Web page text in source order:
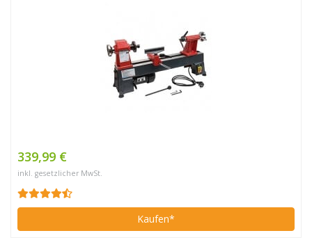
339,99 €
inkl. gesetzlicher MwSt.
Kaufen*